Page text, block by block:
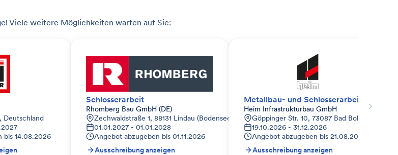
Viele weitere Möglichkeiten warten auf Sie:
Fürstenried-Solln, Deutschland
Deutschland
bis 14.08.2026
Schlosserarbeit
Rhomberg Bau GmbH (DE)
Zechwaldstraße 1, 88131 Lindau (Bodensee)-Zech, Deutschland
01.01.2027 - 01.01.2028
Angebot abzugeben bis 01.11.2026
Ausschreibung anzeigen
Metallbau- und Schlosserarbeiten
Heim Infrastrukturbau GmbH
Göppinger Str. 10, 73087 Bad Boll,
19.10.2026 - 31.12.2026
Angebot abzugeben bis 21.08.2026
Ausschreibung anzeigen